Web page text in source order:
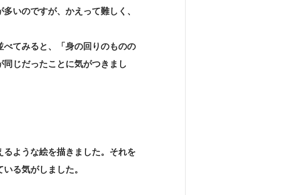
いのですが、かえって難しく、
てみると、「身の回りのものの
じだったことに気がつきまし
ような絵を描きました。それを
る気がしました。